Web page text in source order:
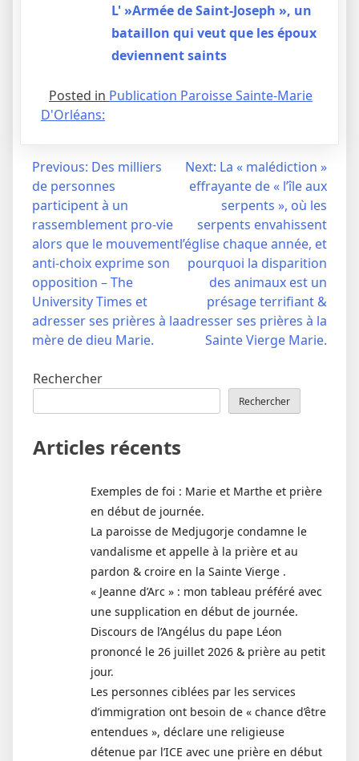
L' »Armée de Saint-Joseph », un
bataillon qui veut que les époux
deviennent saints
Posted in Publication Paroisse Sainte-Marie
D'Orléans:
Navigation
l’article
Previous: Des milliers
de personnes
participent à un
rassemblement pro-vie
alors que le mouvement
anti-choix exprime son
opposition – The
University Times et
adresser ses prières à la
mère de dieu Marie.
Next: La « malédiction »
effrayante de « l’île aux
serpents », où les
serpents envahissent
l’église chaque année, et
pourquoi la disparition
des animaux est un
présage terrifiant &
adresser ses prières à la
Sainte Vierge Marie.
Rechercher
Rechercher
Articles récents
Exemples de foi : Marie et Marthe et prière
en début de journée.
La paroisse de Medjugorje condamne le
vandalisme et appelle à la prière et au
pardon & croire en la Sainte Vierge .
« Jeanne d’Arc » : mon tableau préféré avec
une supplication en début de journée.
Discours de l’Angélus du pape Léon
prononcé le 26 juillet 2026 & prière au petit
jour.
Les personnes ciblées par les services
d’immigration ont besoin de « chance d’être
entendues », déclare une religieuse
détenue par l’ICE avec une prière en début